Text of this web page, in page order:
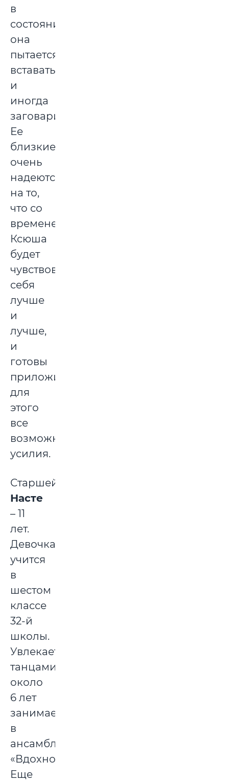
в
состоянии,
она
пытается
вставать
и
иногда
заговаривает.
Ее
близкие
очень
надеются
на то,
что со
временем
Ксюша
будет
чувствовать
себя
лучше
и
лучше,
и
готовы
приложить
для
этого
все
возможные
усилия.
Старшей
Насте
– 11
лет.
Девочка
учится
в
шестом
классе
32-й
школы.
Увлекается
танцами,
около
6 лет
занимается
в
ансамбле
«Вдохновение».
Еще